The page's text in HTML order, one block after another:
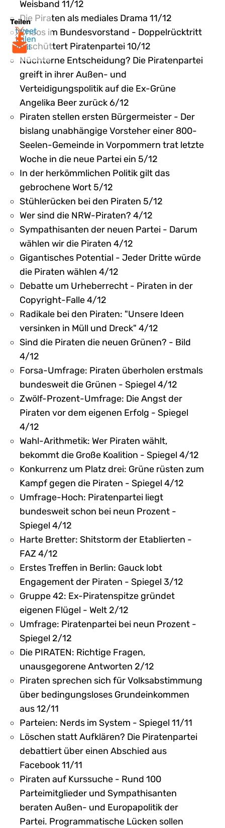
Teilen
tweet
teilen
mail
Weisband 11/12
Die Piraten als mediales Drama 11/12
Chaos im Bundesvorstand - Doppelrücktritt
erschüttert Piratenpartei 10/12
Nüchterne Entscheidung? Die Piratenpartei
greift in ihrer Außen- und
Verteidigungspolitik auf die Ex-Grüne
Angelika Beer zurück 6/12
Piraten stellen ersten Bürgermeister - Der
bislang unabhängige Vorsteher einer 800-
Seelen-Gemeinde in Vorpommern trat letzte
Woche in die neue Partei ein 5/12
In der herkömmlichen Politik gilt das
gebrochene Wort 5/12
Stühlerücken bei den Piraten 5/12
Wer sind die NRW-Piraten? 4/12
Sympathisanten der neuen Partei - Darum
wählen wir die Piraten 4/12
Gigantisches Potential - Jeder Dritte würde
die Piraten wählen 4/12
Debatte um Urheberrecht - Piraten in der
Copyright-Falle 4/12
Radikale bei den Piraten: "Unsere Ideen
versinken in Müll und Dreck" 4/12
Sind die Piraten die neuen Grünen? - Bild
4/12
Forsa-Umfrage: Piraten überholen erstmals
bundesweit die Grünen - Spiegel 4/12
Zwölf-Prozent-Umfrage: Die Angst der
Piraten vor dem eigenen Erfolg - Spiegel
4/12
Wahl-Arithmetik: Wer Piraten wählt,
bekommt die Große Koalition - Spiegel 4/12
Konkurrenz um Platz drei: Grüne rüsten zum
Kampf gegen die Piraten - Spiegel 4/12
Umfrage-Hoch: Piratenpartei liegt
bundesweit schon bei neun Prozent -
Spiegel 4/12
Harte Bretter: Shitstorm der Etablierten -
FAZ 4/12
Erstes Treffen in Berlin: Gauck lobt
Engagement der Piraten - Spiegel 3/12
Gruppe 42: Ex-Piratenspitze gründet
eigenen Flügel - Welt 2/12
Umfrage: Piratenpartei bei neun Prozent -
Spiegel 2/12
Die PIRATEN: Richtige Fragen,
unausgegorene Antworten 2/12
Piraten sprechen sich für Volksabstimmung
über bedingungsloses Grundeinkommen
aus 12/11
Parteien: Nerds im System - Spiegel 11/11
Löschen statt Aufklären? Die Piratenpartei
debattiert über einen Abschied aus
Facebook 11/11
Piraten auf Kurssuche - Rund 100
Parteimitglieder und Sympathisanten
beraten Außen- und Europapolitik der
Partei. Programmatische Lücken sollen